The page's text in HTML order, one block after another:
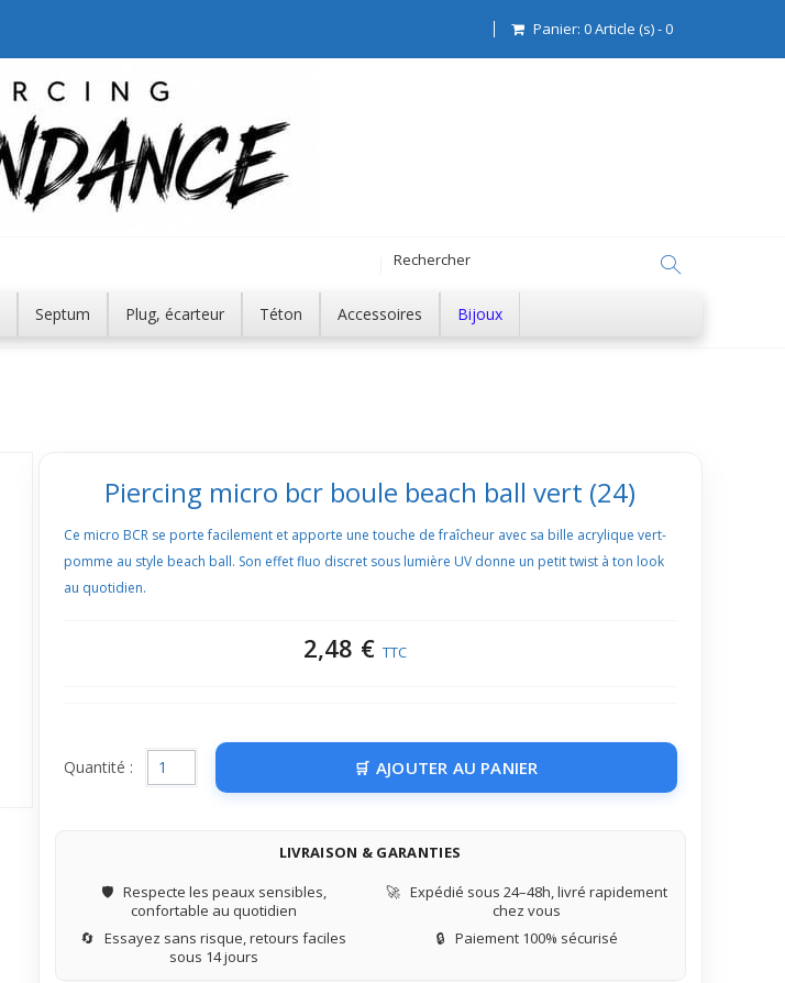
Panier: 0Article (s)-0
Septum Plug, écarteur Téton Accessoires Bijoux
Piercing micro bcr boule beach ball vert (24)
Ce micro BCR se porte facilement et apporte une touche de fraîcheur avec sa bille acrylique vert-
pomme au style beach ball. Son effet fluo discret sous lumière UV donne un petit twist à ton look
au quotidien.
2,48 € TTC
Quantité : AJOUTER AU PANIER
LIVRAISON & GARANTIES
🛡️ Respecte les peaux sensibles,
confortable au quotidien
🚀 Expédié sous 24–48h, livré rapidement
chez vous
🔄 Essayez sans risque, retours faciles
sous 14 jours
🔒 Paiement 100% sécurisé